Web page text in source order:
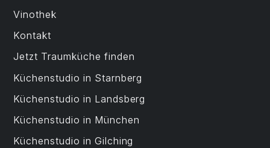
Vinothek
Kontakt
Jetzt Traumküche finden
Küchenstudio in Starnberg
Küchenstudio in Landsberg
Küchenstudio in München
Küchenstudio in Gilching